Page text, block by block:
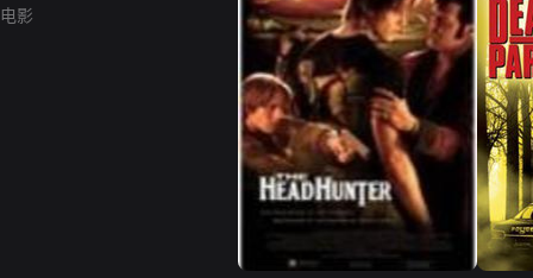
电影